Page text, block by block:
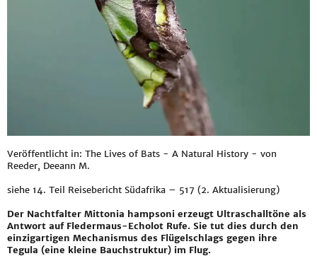
Veröffentlicht in: The Lives of Bats - A Natural History - von
Reeder, Deeann M.
siehe 14. Teil Reisebericht Südafrika – 517 (2. Aktualisierung)
Der Nachtfalter Mittonia hampsoni erzeugt Ultraschalltöne als
Antwort auf Fledermaus-Echolot Rufe. Sie tut dies durch den
einzigartigen Mechanismus des Flügelschlags gegen ihre
Tegula (eine kleine Bauchstruktur) im Flug.